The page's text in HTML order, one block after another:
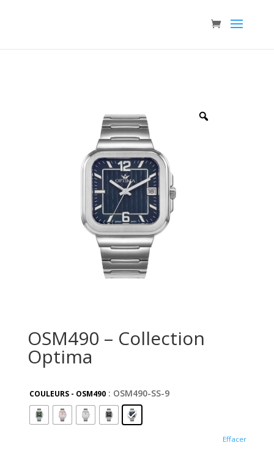
OSM490 – Collection
Optima
COULEURS - OSM490 : OSM490-SS-9
Effacer